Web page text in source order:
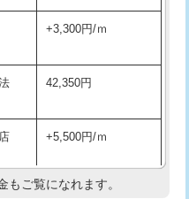
66,000円
27,500円
38,500円
16,500円
3,300円
5,500円
+3,300円/ｍ
42,350円
+5,500円/ｍ
現地調査
もご覧になれます。